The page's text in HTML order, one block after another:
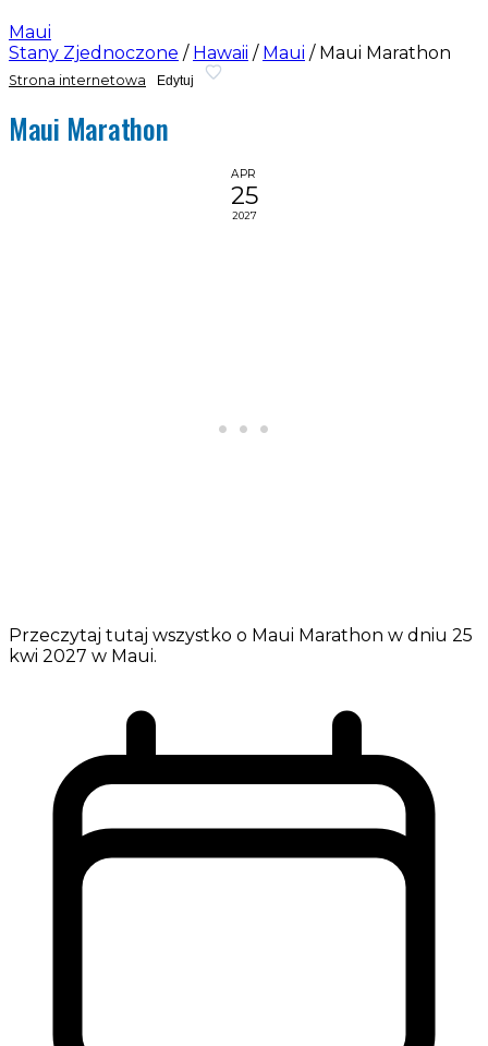
Maui
Stany Zjednoczone / Hawaii / Maui / Maui Marathon
Strona internetowa Edytuj
Maui Marathon
APR
25
2027
Przeczytaj tutaj wszystko o Maui Marathon w dniu 25
kwi 2027 w Maui.